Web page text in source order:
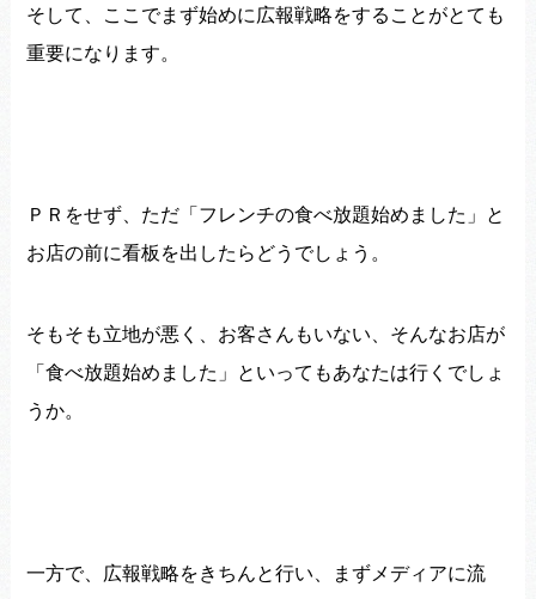
そして、 ここでまず始めに広報戦略をすることがとても
重要になります。
ＰＲをせず、ただ「フレンチの食べ放題始めました」 と
お店の前に看板を出したらどうでしょう。
そもそも立地が悪く、お客さんもいない、そんなお店が
「食べ放題始めました」といってもあなたは行くでしょ
うか。
一方で、広報戦略をきちんと行い、まずメディアに流